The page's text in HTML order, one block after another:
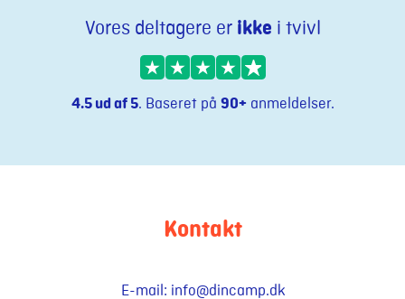
Vores deltagere er ikke i tvivl
4.5 ud af 5. Baseret på 90+ anmeldelser.
Kontakt
E-mail: info@dincamp.dk